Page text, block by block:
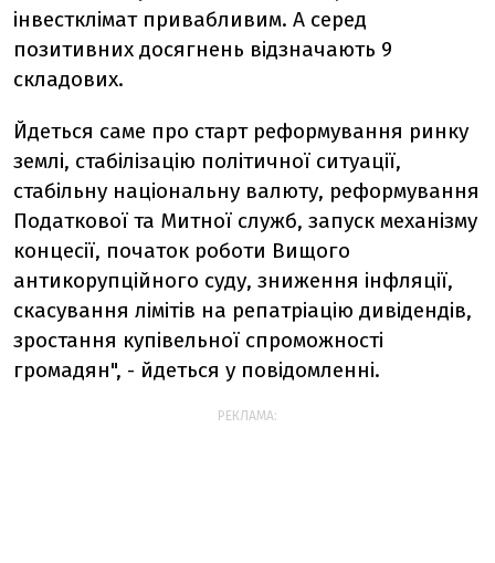
інвестклімат привабливим. А серед
позитивних досягнень відзначають 9
складових.
Йдеться саме про старт реформування ринку
землі, стабілізацію політичної ситуації,
стабільну національну валюту, реформування
Податкової та Митної служб, запуск механізму
концесії, початок роботи Вищого
антикорупційного суду, зниження інфляції,
скасування лімітів на репатріацію дивідендів,
зростання купівельної спроможності
громадян", - йдеться у повідомленні.
РЕКЛАМА: